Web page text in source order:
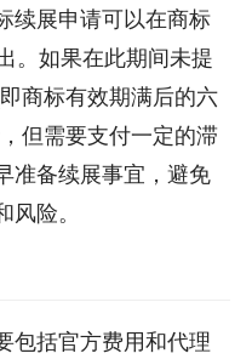
续展申请可以在商标
。如果在此期间未提
商标有效期满后的六
但需要支付一定的滞
准备续展事宜，避免
风险。
包括官方费用和代理